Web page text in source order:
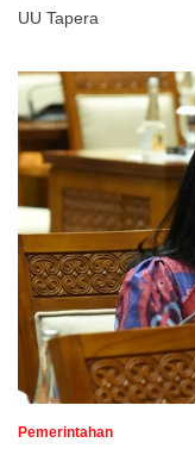
UU Tapera
Pemerintahan